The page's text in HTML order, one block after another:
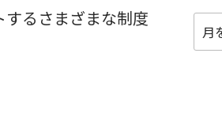
るさまざまな制度
別